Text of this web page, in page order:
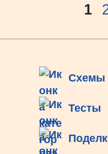
1
Схемы
Тесты